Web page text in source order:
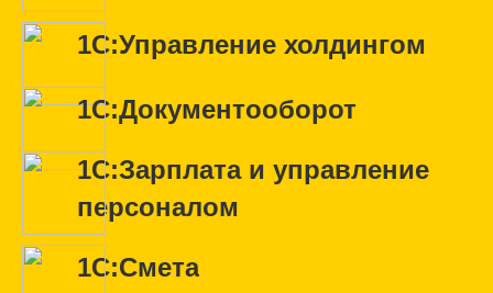
1С:Управление холдингом
1С:Документооборот
1С:Зарплата и управление
персоналом
1С:Смета